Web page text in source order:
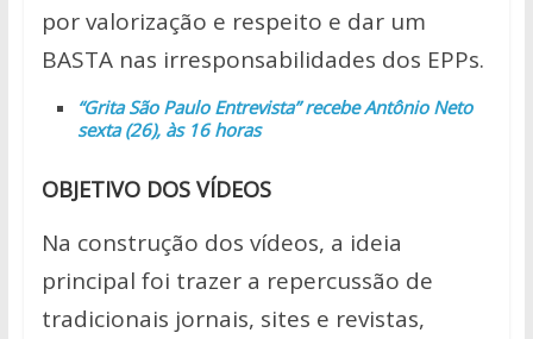
por valorização e respeito e dar um
BASTA nas irresponsabilidades dos EPPs.
“Grita São Paulo Entrevista” recebe Antônio Neto
sexta (26), às 16 horas
OBJETIVO DOS VÍDEOS
Na construção dos vídeos, a ideia
principal foi trazer a repercussão de
tradicionais jornais, sites e revistas,